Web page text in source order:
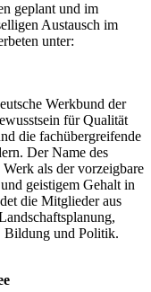
geplant und im
Austausch im
unter:
Werkbund der
für Qualität
die fachübergreifende
Der Name des
als der vorzeigbare
geistigem Gehalt in
die Mitglieder aus
Bildung und Politik.